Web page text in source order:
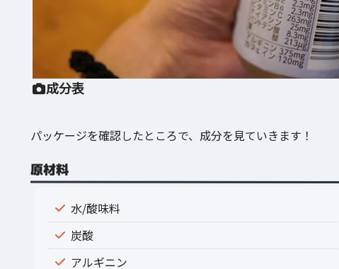
成分表
パッケージを確認したところで、成分を見ていきます！
原材料
水/酸味料
炭酸
アルギニン